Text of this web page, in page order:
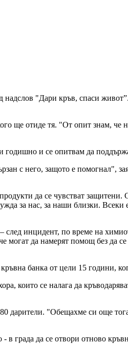
"Дари кръв, спаси
ще отиде тя. "От опит знам,
годишно и се опитвам да
с него, защото е помогнал",
да се чувстват
за нас, за наши близки. Всеки
инцидент, по време на
могат да намерят помощ без да
банка от цели 15 години,
които се налага да
дарители. "Обещахме си още
града да се отвори отново